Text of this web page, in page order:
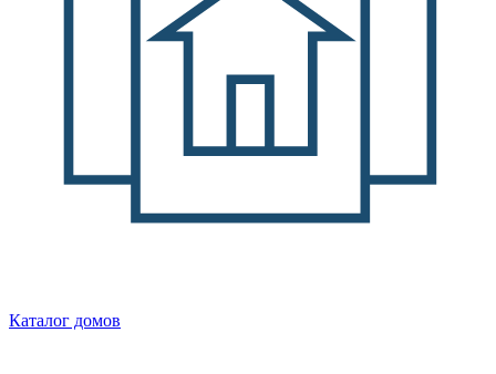
Каталог домов